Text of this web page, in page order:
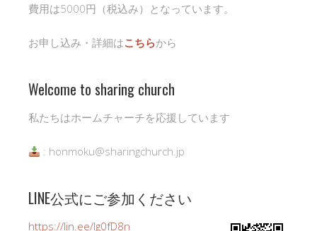
費用は5000円（税込み）となっています。
お申し込み・詳細はこちらから
Welcome to sharing church
私たちはホームチャーチを応援しています
: honmoku@sharingchurch.jp
LINE公式にご参加ください
https://lin.ee/Ig0fD8n